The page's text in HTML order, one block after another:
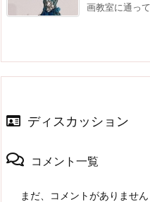
画教室に通っ
ディスカッション
コメント一覧
まだ、コメントがありません